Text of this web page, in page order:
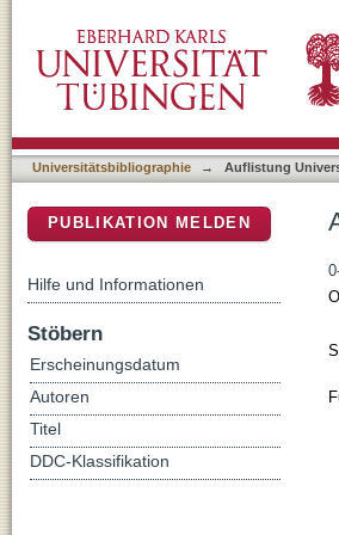
Universitätsbibliographie → Auflistung
PUBLIKATION MELDEN
Hilfe und Informationen
Stöbern
Erscheinungsdatum
Autoren
Titel
DDC-Klassifikation